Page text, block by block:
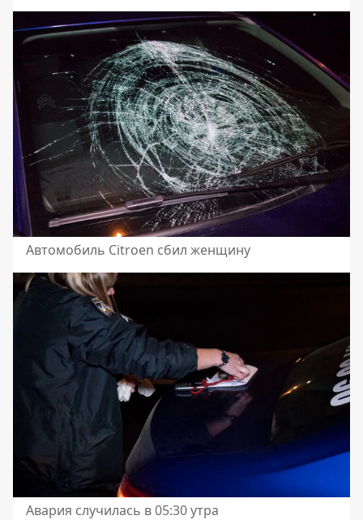
Автомобиль Citroen сбил женщину
Авария случилась в 05:30 утра